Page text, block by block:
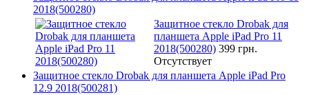
2018(500280)
Защитное стекло Drobak для
планшета Apple iPad Pro 11
2018(500280) 399 грн.
Отсутствует
Защитное стекло Drobak для планшета Apple iPad Pro
12.9 2018(500281)